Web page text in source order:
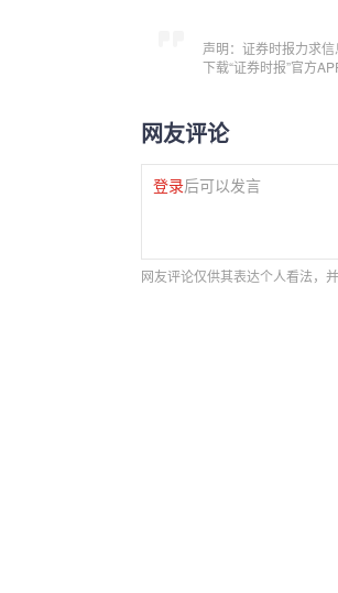
声明：证券时报力求
下载“证券时报”官方
网友评论
登录后可以发言
网友评论仅供其表达个人看法，